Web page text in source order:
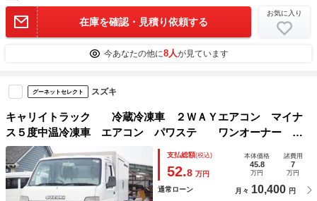
在庫を確認・見積り依頼する
お気に入り
今あなたの他に8人が見ています
グーネットセレクト スズキ
キャリイトラック 冷蔵冷凍車 ２ＷＡＹエアコン マイナ
ス５度中温冷凍車 エアコン パワステ ワンオーナー ４
ＷＤ ＭＴ
支払総額(税込)
52.8 万円
本体価格
45.8
万円
諸費用
7
万円
通常ローン 月々 10,400 円